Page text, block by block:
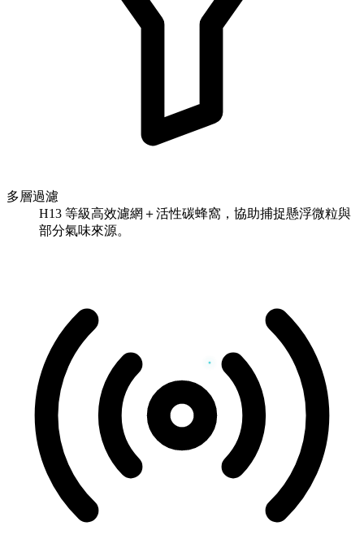
多層過濾
H13 等級高效濾網＋活性碳蜂窩，協助捕捉懸浮微粒與
部分氣味來源。